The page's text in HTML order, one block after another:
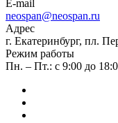
E-mail
neospan@neospan.ru
Адрес
г. Екатеринбург, пл.
Режим работы
Пн. – Пт.: с 9:00 до